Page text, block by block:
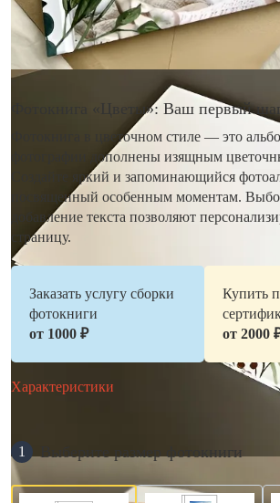
Фотокнига «Цветы»: Ваш первый
Фотокнига в цветочном стиле — это
фотографии дополнены изящным
Создайте яркий и запоминающийся
посвященный особенным моментам.
добавление текста позволяют
страницу.
Заказать услугу сборки
фотокниги
от 1000 ₽
Купить
от 2000
Характеристики
1 Выберите размер фотокниги